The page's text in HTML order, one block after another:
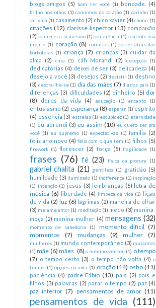
blogs amigos (5) bom ter você (1) bondade. (4)
brilho nos olhos (1) caminhos do coração (1) carinho (1)
carisma (1) casamento (2) chico xavier (4) chorar (1)
citações (12) clarisse lispector (13) compaixão
(2) conhecer a si mesmo (1) consciência (1) controle sua
mente (1) coração (8) corintios (1) correr atrás das
borboletas (1) criança (7) crianças (3) cuidar da
alma
(2) cura (1) cáh Morandi (2) decepção (1)
dedicatórias (4) deixei de ser (3) delicadeza (4)
desejo a você (3) desejos (2) desistir (1) destino
(3) destra-lhe-se (1) dia das mães (7) dia dos pais (1)
diferenças (3) dificuldades (2) dinheiro (5) dor
(8)
dores da vida (4) educação (1) encanto (1)
entusiasmo (2) esperança (8) esperar (1) espírito
(4) essência (3) estrelas (1) estupidez (1) eternidade
(1) eu aprendi (3) eu assim (10) eu quero ser pra
você (1) eu supremo (1) expectativas (1) familia (2)
feliz ano novo (4) feliz com o que tem (1) filhos (5)
firework (1) florescer (2) força (5) fragilidade (1)
frases (76) fé (23) física da procura (1)
gabriel chalita (21) gentileza (1) gratidão (5)
humildade (3) iluminado (1) indiferença (1) inspiração
(1) intenção (1) jesus (3) lembranças (5) letra de
música (6) liberdade (4) limpeza da vida (1)
lição
de vida (2) luz (6) lágrimas (2) maneira de olhar
(3) me ame amor (1) meditação (1) medo (3) menina-
moça (2) menina-mulher (4) mensagens (32)
momento de sabedoria (1) momento difícil (7)
momentos
(7) mudanças (9) mulher (7)
mulheres (1) mundo contemporâneo (3) mutantes
(1) mãe (6) mães. (8) o menino venceu (1) o tempo
(7) o tempo certo (3) o tempo não volta (4) o
tempo. (1) opções na vida (1) oração (14) osho (11)
paciência (4) padre Fábio (13) pais (2) pais e
filhos (3) palavras (2) parar o tempo (2) paz (4)
paz interior (7) pensamentos de amor (11)
pensamentos de vida (111)